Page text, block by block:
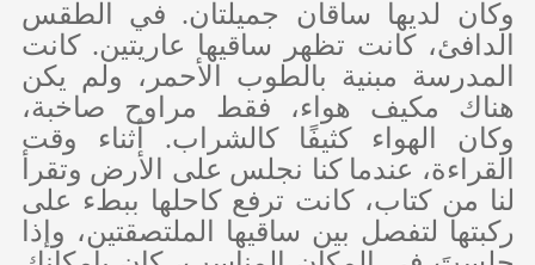
وكان لديها ساقان جميلتان. في الطقس
الدافئ، كانت تظهر ساقيها عاريتين. كانت
المدرسة مبنية بالطوب الأحمر، ولم يكن
هناك مكيف هواء، فقط مراوح صاخبة،
وكان الهواء كثيفًا كالشراب. أثناء وقت
القراءة، عندما كنا نجلس على الأرض وتقرأ
لنا من كتاب، كانت ترفع كاحلها ببطء على
ركبتها لتفصل بين ساقيها الملتصقتين، وإذا